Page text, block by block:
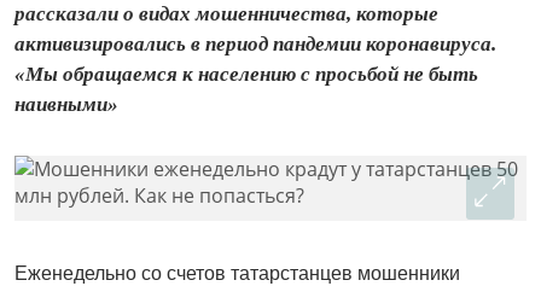
рассказали о видах мошенничества, которые
активизировались в период пандемии коронавируса.
«Мы обращаемся к населению с просьбой не быть
наивными»
Еженедельно со счетов татарстанцев мошенники